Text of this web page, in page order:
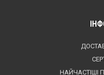
НАЙЧАСТІШІ